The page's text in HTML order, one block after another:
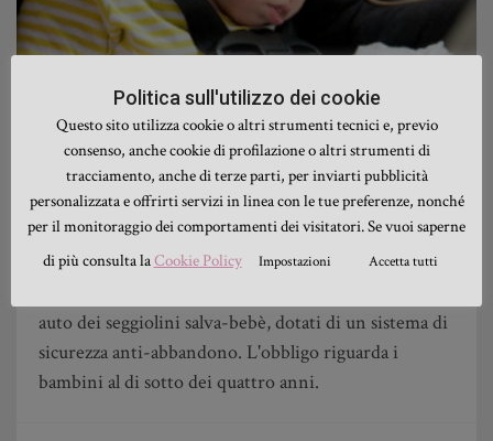
ACCESSORI E TECNOLOGIA, NEWS
Seggiolini salva-bebè: tutto ciò che c’è
da sapere
auto dei seggiolini salva-bebè, dotati di un sistema di
sicurezza anti-abbandono. L'obbligo riguarda i
bambini al di sotto dei quattro anni.
Politica sull'utilizzo dei cookie
Questo sito utilizza cookie o altri strumenti tecnici e, previo
consenso, anche cookie di profilazione o altri strumenti di
tracciamento, anche di terze parti, per inviarti pubblicità
personalizzata e offrirti servizi in linea con le tue preferenze, nonché
per il monitoraggio dei comportamenti dei visitatori. Se vuoi saperne
di più consulta laCookie Policy Impostazioni Accetta tutti